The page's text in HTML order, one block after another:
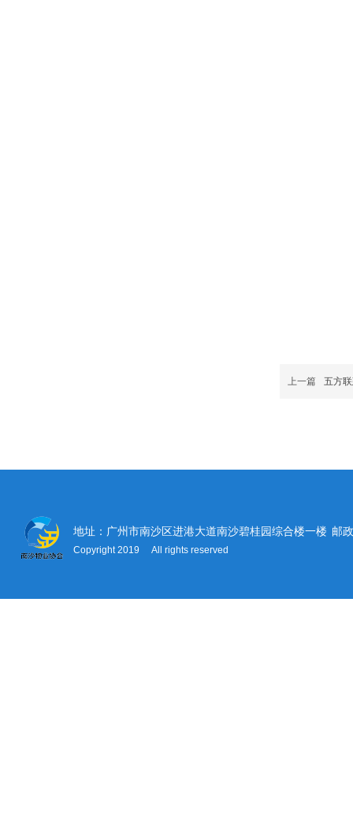
上一篇 五方
地址：广州市南沙区进港大道南沙碧桂园综合楼一楼 邮
Copyright 2019 All rights reserved